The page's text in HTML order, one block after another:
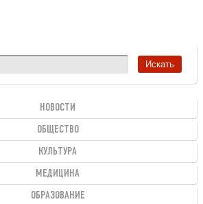
НОВОСТИ
ОБЩЕСТВО
КУЛЬТУРА
МЕДИЦИНА
ОБРАЗОВАНИЕ